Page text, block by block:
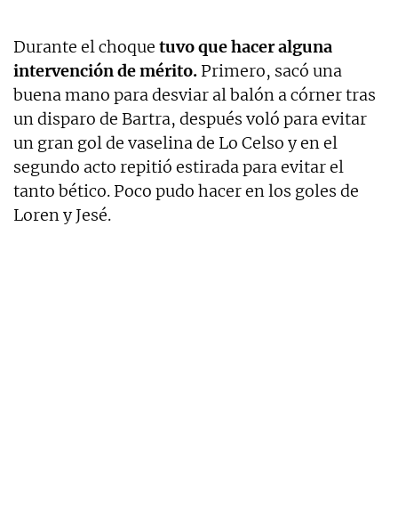
Durante el choque tuvo que hacer alguna
intervención de mérito. Primero, sacó una
buena mano para desviar al balón a córner tras
un disparo de Bartra, después voló para evitar
un gran gol de vaselina de Lo Celso y en el
segundo acto repitió estirada para evitar el
tanto bético. Poco pudo hacer en los goles de
Loren y Jesé.